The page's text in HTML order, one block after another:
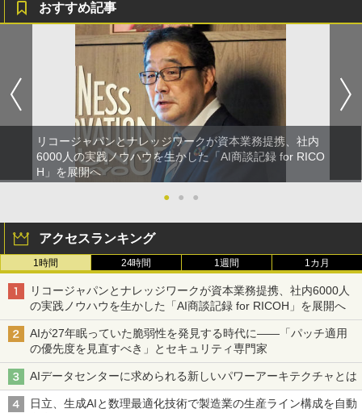
おすすめ記事
リコージャパンとナレッジワークが資本業務提携、社内
6000人の実践ノウハウを生かした「AI商談記録 for RICO
H」を展開へ
●
● ●
アクセスランキング
1時間 24時間 1週間 1カ月
リコージャパンとナレッジワークが資本業務提携、社内6000人
の実践ノウハウを生かした「AI商談記録 for RICOH」を展開へ
AIが27年眠っていた脆弱性を発見する時代に――「パッチ適用
の優先度を見直すべき」とセキュリティ専門家
AIデータセンターに求められる新しいパワーアーキテクチャとは
日立、生成AIと数理最適化技術で製造業の生産ライン構成を自動